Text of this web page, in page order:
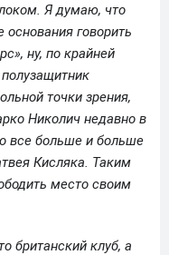
Я думаю, что
основания говорить
ну, по крайней
точки зрения,
Николич недавно в
все больше и больше
Кисляка. Таким
место своим
британский клуб, а